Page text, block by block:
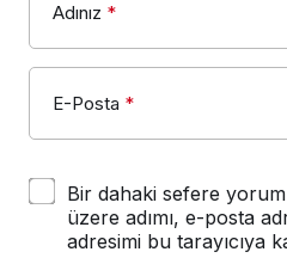
Adınız *
E-Posta *
Bir dahaki sefere yorum
üzere adımı, e-posta
adresimi bu tarayıcıya